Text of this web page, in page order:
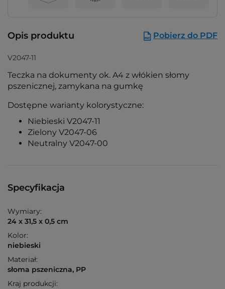
Opis produktu Pobierz do PDF
V2047-11
Teczka na dokumenty ok. A4 z włókien słomy
pszenicznej, zamykana na gumkę
Dostępne warianty kolorystyczne:
Niebieski V2047-11
Zielony V2047-06
Neutralny V2047-00
Specyfikacja
Wymiary:
24 x 31,5 x 0,5 cm
Kolor:
niebieski
Materiał:
słoma pszeniczna, PP
Kraj produkcji: